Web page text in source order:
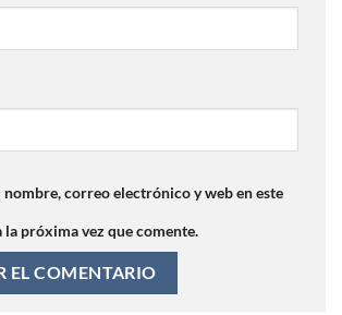
nombre, correo electrónico y web en este
la próxima vez que comente.